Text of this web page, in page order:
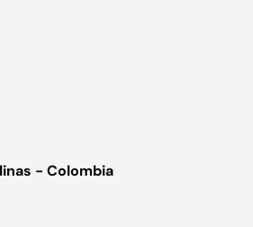
- Colombia